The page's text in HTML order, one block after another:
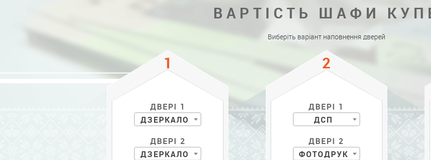
ВАРТІСТЬ ШАФИ
Виберіть варіант наповнення дверей
ДВЕРІ 1
ДЗЕРКАЛО
ДВЕРІ 2
ДЗЕРКАЛО
ДВЕРІ 1
ДСП
ДВЕРІ 2
ФОТОДРУК